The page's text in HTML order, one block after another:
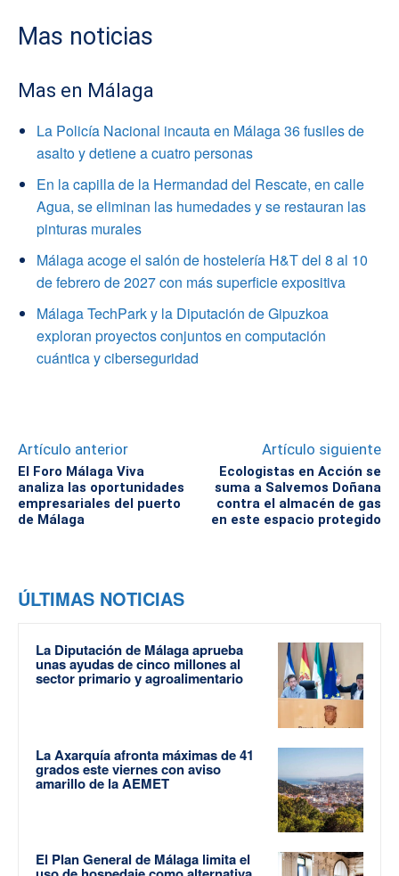
Mas noticias
Mas en Málaga
La Policía Nacional incauta en Málaga 36 fusiles de
asalto y detiene a cuatro personas
En la capilla de la Hermandad del Rescate, en calle
Agua, se eliminan las humedades y se restauran las
pinturas murales
Málaga acoge el salón de hostelería H&T del 8 al 10
de febrero de 2027 con más superficie expositiva
Málaga TechPark y la Diputación de Gipuzkoa
exploran proyectos conjuntos en computación
cuántica y ciberseguridad
Artículo anterior
El Foro Málaga Viva
analiza las oportunidades
empresariales del puerto
de Málaga
Artículo siguiente
Ecologistas en Acción se
suma a Salvemos Doñana
contra el almacén de gas
en este espacio protegido
ÚLTIMAS NOTICIAS
La Diputación de Málaga aprueba
unas ayudas de cinco millones al
sector primario y agroalimentario
La Axarquía afronta máximas de 41
grados este viernes con aviso
amarillo de la AEMET
El Plan General de Málaga limita el